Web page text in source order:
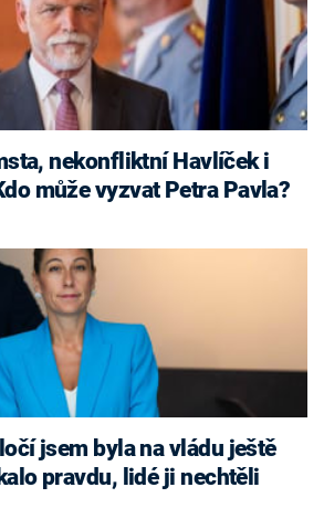
může vyzvat Petra Pavla?
jsem byla na vládu ještě
pravdu, lidé ji nechtěli